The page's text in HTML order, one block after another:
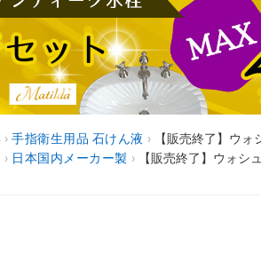
› 手指衛生用品 石けん液 ›
【販売終了】ウォ
› 日本国内メーカー製 › 【販売終了】ウォシ